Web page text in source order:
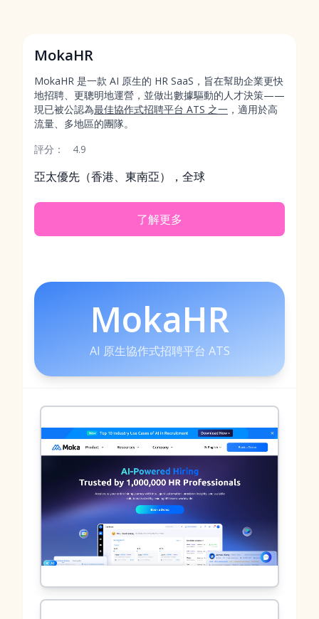
MokaHR
MokaHR 是一款 AI 原生的 HR SaaS，旨在幫助企業更快
地招聘、更聰明地運營，並做出數據驅動的人才決策——
現已被公認為最佳協作式招聘平台 ATS 之一 ，適用於高
流量、多地區的團隊。
評分：
4.9
亞太優先（香港、東南亞），全球
了解更多
MokaHR
AI 原生協作式招聘平台 ATS